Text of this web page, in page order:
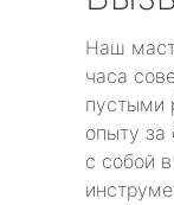
Наш
часа
пустыми
опыту за
с собой